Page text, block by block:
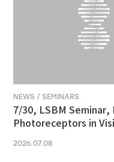
NEWS / SEMINARS
7/30, LSBM
Photoreceptors in
2026.07.08